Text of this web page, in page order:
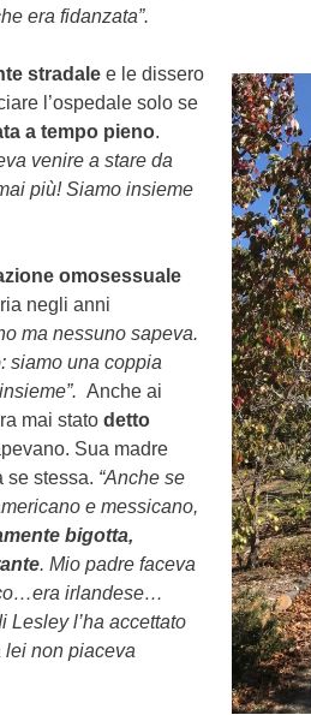
era fidanzata”.
stradale e le dissero
l’ospedale solo se
a tempo pieno.
venire a stare da
più! Siamo insieme
omosessuale
negli anni
ma nessuno sapeva.
siamo una coppia
Anche ai
mai stato detto
Sua madre
se stessa. “Anche se
e messicano,
bigotta,
. Mio padre faceva
irlandese…
Lesley l’ha accettato
lei non piaceva